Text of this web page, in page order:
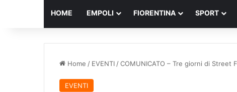
HOME EMPOLI FIORENTINA SPORT
Home / EVENTI /COMUNICATO – Tre giorni di Street
EVENTI